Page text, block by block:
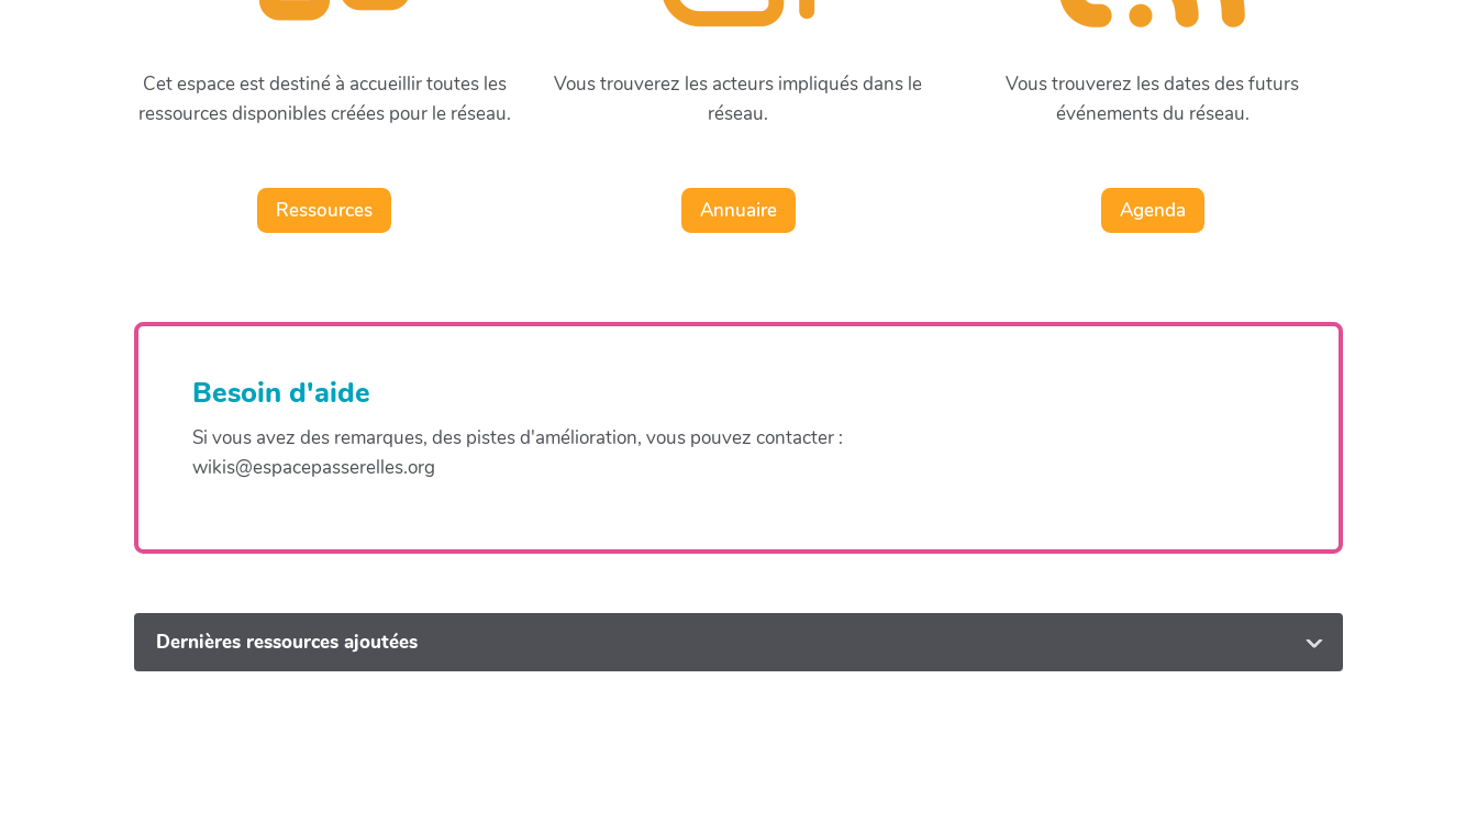
Cet espace est destiné à accueillir toutes les
ressources disponibles créées pour le réseau.
Ressources
Vous trouverez les acteurs impliqués dans le
réseau.
Annuaire
Vous trouverez les dates des futurs
événements du réseau.
Agenda
Besoin d'aide
Si vous avez des remarques, des pistes d'amélioration, vous pouvez contacter :
wikis@espacepasserelles.org
Dernières ressources ajoutées